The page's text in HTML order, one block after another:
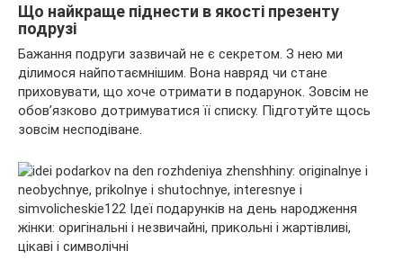
Що найкраще піднести в якості презенту
подрузі
Бажання подруги зазвичай не є секретом. З нею ми
ділимося найпотаємнішим. Вона навряд чи стане
приховувати, що хоче отримати в подарунок. Зовсім не
обов’язково дотримуватися її списку. Підготуйте щось
зовсім несподіване.